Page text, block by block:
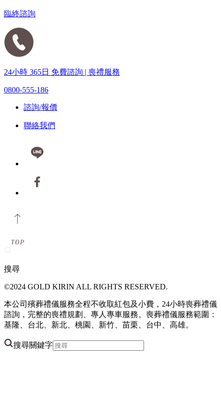
臨終諮詢
24小時 365日 免費諮詢 | 喪禮服務
0800-555-186
諮詢/報價
聯絡我們
搜尋
©2024 GOLD KIRIN ALL RIGHTS RESERVED.
本公司殯葬禮儀服務全程不收取紅包及小費，24小時喪葬禮儀
諮詢，完整的喪禮規劃、專人專車服務。喪葬禮儀服務範圍：
基隆、台北、新北、桃園、新竹、苗栗、台中、高雄。
搜尋關鍵字